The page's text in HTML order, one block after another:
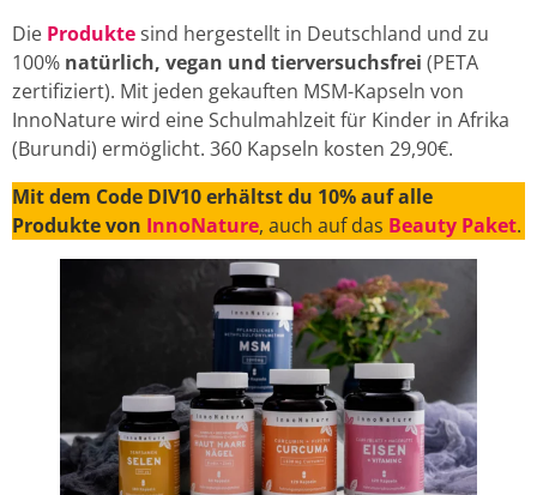
Die Produktesind hergestellt in Deutschland und zu
100% natürlich, vegan und tierversuchsfrei (PETA
zertifiziert). Mit jeden gekauften MSM-Kapseln von
InnoNature wird eine Schulmahlzeit für Kinder in Afrika
(Burundi) ermöglicht. 360 Kapseln kosten 29,90€.
Mit dem Code DIV10 erhältst du 10% auf alle
Produkte von InnoNature, auch auf das Beauty Paket.